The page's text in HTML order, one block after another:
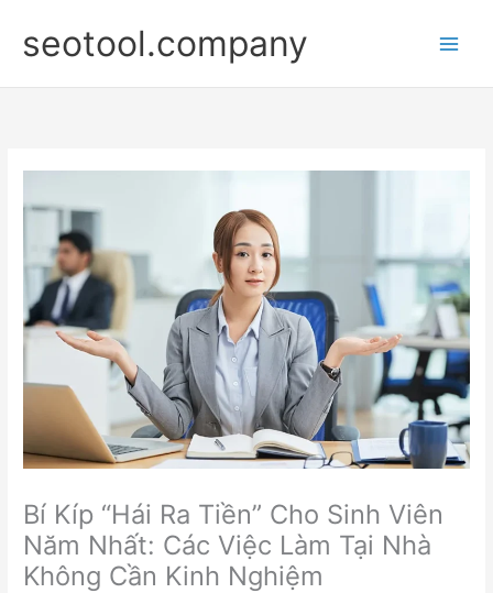
dung
seotool.company
Bí Kíp “Hái Ra Tiền” Cho Sinh Viên
Năm Nhất: Các Việc Làm Tại Nhà
Không Cần Kinh Nghiệm